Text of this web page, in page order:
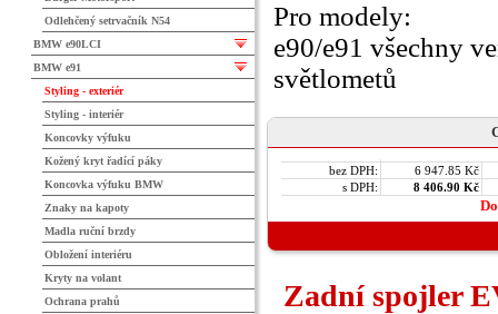
Pro modely:
e90/e91 všechny
světlometů
bez DPH:
6 947.85 Kč
s DPH:
8 406.90 Kč
Zadní spojler
Odlehčený setrvačník N54
BMW e90LCI
BMW e91
Styling - exteriér
Styling - interiér
Koncovky výfuku
Kožený kryt řadící páky
Koncovka výfuku BMW
Znaky na kapoty
Madla ruční brzdy
Obložení interiéru
Kryty na volant
Ochrana prahů